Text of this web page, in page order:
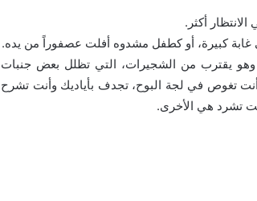
أكثر.
كبيرة، أو كطفل مشدوه أفلت عصفوراً من يده.
وهو يقترب من الشجيرات، التي تظلل بعض جنبات
تغوص في لجة البوح، تجدف بأياديك وأنت تشرح
تشرد هي الأخرى.